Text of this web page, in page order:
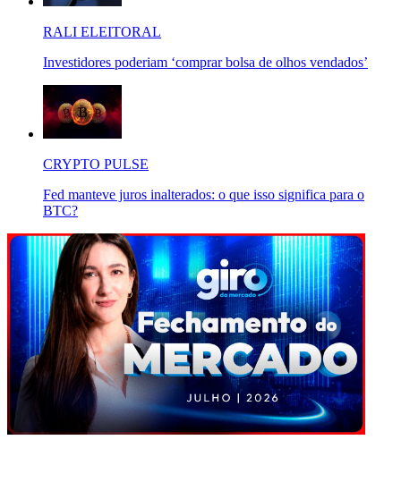
RALI ELEITORAL
Investidores poderiam ‘comprar bolsa de olhos vendados’
CRYPTO PULSE
Fed manteve juros inalterados: o que isso significa para o
BTC?